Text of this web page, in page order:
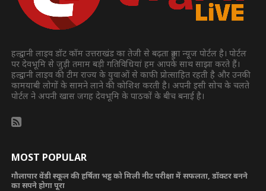
हल्द्वानी लाइव डॉट कॉम उत्तराखंड का तेजी से बढ़ता हुआ न्यूज पोर्टल है। पोर्टल
पर देवभूमि से जुड़ी तमाम बड़ी गतिविधियां हम आपके साथ साझा करते हैं।
हल्द्वानी लाइव की टीम राज्य के युवाओं से काफी प्रोत्साहित रहती है और उनकी
कामयाबी लोगों के सामने लाने की कोशिश करती है। अपनी इसी सोच के चलते
पोर्टल ने अपनी खास जगह देवभूमि के पाठकों के बीच बनाई है।
MOST POPULAR
गौलापार वेंडी स्कूल की हर्षिता भट्ट को मिली नीट परीक्षा में सफलता, डॉक्टर बनने
का सपने होगा पूरा